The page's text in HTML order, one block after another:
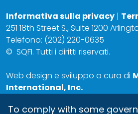
Informativa sulla privacy |
251 18th Street S., Suite 1200
Telefono: (202) 220-0635
© SQFI. Tutti i diritti riservati.
Web design e sviluppo a cura di
International, Inc.
To comply with some